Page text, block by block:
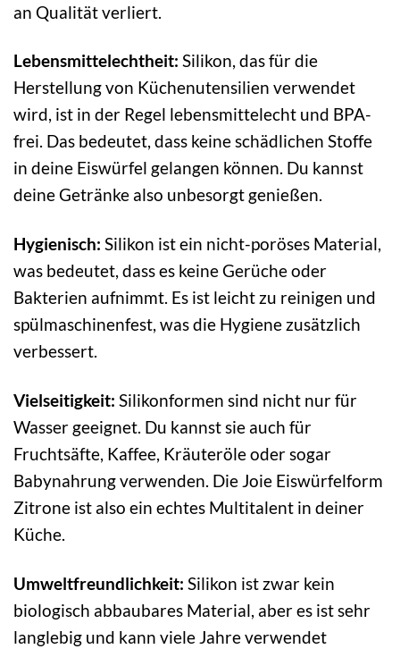
an Qualität verliert.
Lebensmittelechtheit: Silikon, das für die
Herstellung von Küchenutensilien verwendet
wird, ist in der Regel lebensmittelecht und BPA-
frei. Das bedeutet, dass keine schädlichen Stoffe
in deine Eiswürfel gelangen können. Du kannst
deine Getränke also unbesorgt genießen.
Hygienisch: Silikon ist ein nicht-poröses Material,
was bedeutet, dass es keine Gerüche oder
Bakterien aufnimmt. Es ist leicht zu reinigen und
spülmaschinenfest, was die Hygiene zusätzlich
verbessert.
Vielseitigkeit: Silikonformen sind nicht nur für
Wasser geeignet. Du kannst sie auch für
Fruchtsäfte, Kaffee, Kräuteröle oder sogar
Babynahrung verwenden. Die Joie Eiswürfelform
Zitrone ist also ein echtes Multitalent in deiner
Küche.
Umweltfreundlichkeit: Silikon ist zwar kein
biologisch abbaubares Material, aber es ist sehr
langlebig und kann viele Jahre verwendet